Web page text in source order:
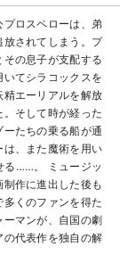
ロスペローは、弟
されてしまう。プ
の息子が支配する
てシラコックスを
エーリアルを解放
そして時が経った
たちの乗る船が通
は、また魔術を用い
る……。 ミュージッ
作に進出した後も
くのファンを得た
マンが、自国の劇
代表作を独自の解